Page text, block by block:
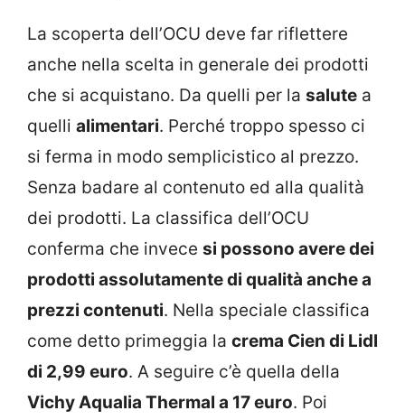
La scoperta dell’OCU deve far riflettere
anche nella scelta in generale dei prodotti
che si acquistano. Da quelli per la salute a
quelli alimentari. Perché troppo spesso ci
si ferma in modo semplicistico al prezzo.
Senza badare al contenuto ed alla qualità
dei prodotti. La classifica dell’OCU
conferma che invece si possono avere dei
prodotti assolutamente di qualità anche a
prezzi contenuti. Nella speciale classifica
come detto primeggia la crema Cien di Lidl
di 2,99 euro. A seguire c’è quella della
Vichy Aqualia Thermal a 17 euro. Poi